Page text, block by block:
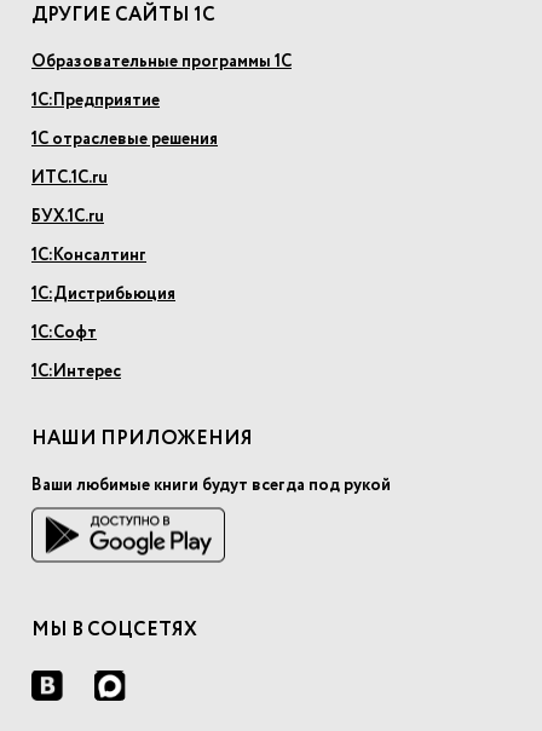
ДРУГИЕ САЙТЫ 1С
Образовательные программы 1С
1С:Предприятие
1С отраслевые решения
ИТС.1С.ru
БУХ.1С.ru
1С:Консалтинг
1С:Дистрибьюция
1С:Софт
1С:Интерес
НАШИ ПРИЛОЖЕНИЯ
Ваши любимые книги будут всегда под рукой
МЫ В СОЦСЕТЯХ